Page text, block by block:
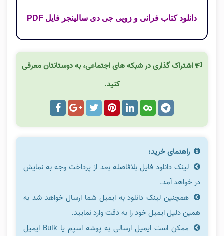
دانلود کتاب فرانی و زویی جی دی سالینجر فایل PDF
اشتراک گذاری در شبکه های اجتماعی، به دوستانتان معرفی
کنید.
راهنمای خرید:
لینک دانلود فایل بلافاصله بعد از پرداخت وجه به نمایش
در خواهد آمد.
همچنین لینک دانلود به ایمیل شما ارسال خواهد شد به
همین دلیل ایمیل خود را به دقت وارد نمایید.
ممکن است ایمیل ارسالی به پوشه اسپم یا Bulk ایمیل